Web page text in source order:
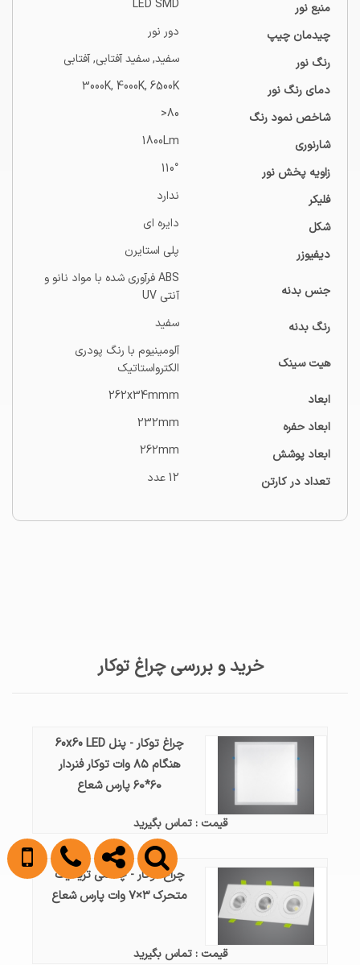
منبع نور
LED SMD
چیدمان چیپ
دور نور
رنگ نور
سفید, سفید آفتابی, آفتابی
دمای رنگ نور
3000K, 4000K, 6500K
شاخص نمود رنگ
80<
شارنوری
1800Lm
زاویه پخش نور
110°
فلیکر
ندارد
شکل
دایره ای
دیفیوزر
پلی استایرن
جنس بدنه
ABS فرآوری شده با مواد نانو و
آنتی UV
رنگ بدنه
سفید
هیت سینک
آلومینیوم با رنگ پودری
الکترواستاتیک
ابعاد
262x34mmm
ابعاد حفره
232mm
ابعاد پوشش
262mm
تعداد در کارتن
12 عدد
خرید و بررسی چراغ توکار
چراغ توکار - پنل 60x60 LED
هنگام ۸۵ وات توکار فنردار
۶۰*۶۰ پارس شعاع
قیمت : تماس بگیرید
چراغ توکار - چشمی تریلایت
متحرک ۳×۷ وات پارس شعاع
قیمت : تماس بگیرید